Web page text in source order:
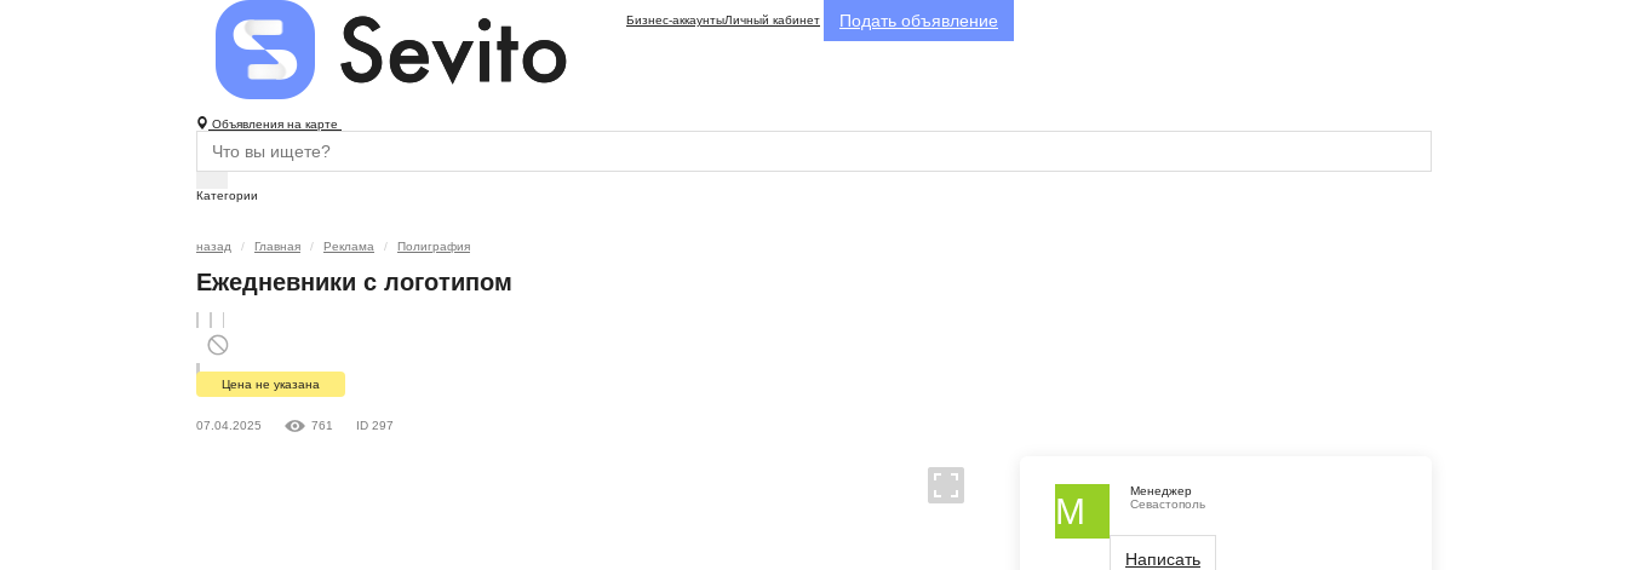
Бизнес-аккаунтыЛичный кабинет Подать объявление
Объявления на карте
Категории
назад Главная Реклама Полиграфия
Ежедневники с логотипом
Цена не указана
07.04.2025 761 ID 297
М
Менеджер
Севастополь
Написать